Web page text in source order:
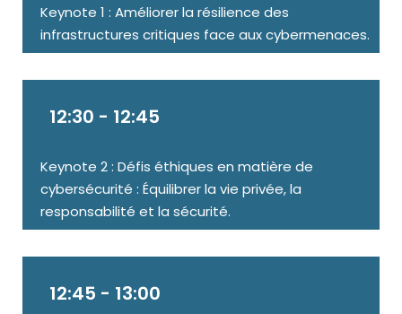
Keynote 1 : Améliorer la résilience des
infrastructures critiques face aux cybermenaces.
12:30 - 12:45
Keynote 2 : Défis éthiques en matière de
cybersécurité : Équilibrer la vie privée, la
responsabilité et la sécurité.
12:45 - 13:00